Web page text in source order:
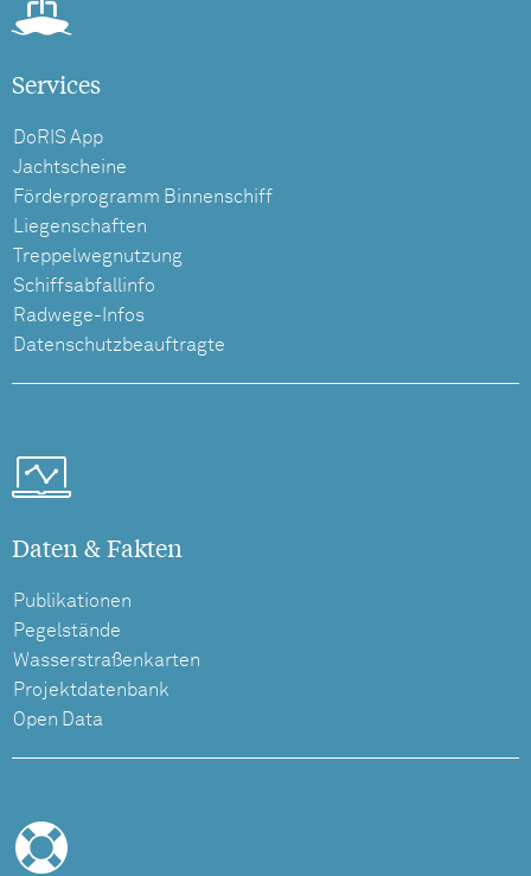
Services
DoRIS App
Jachtscheine
Förderprogramm Binnenschiff
Liegenschaften
Treppelwegnutzung
Schiffsabfallinfo
Radwege-Infos
Datenschutzbeauftragte
Daten & Fakten
Publikationen
Pegelstände
Wasserstraßenkarten
Projektdatenbank
Open Data